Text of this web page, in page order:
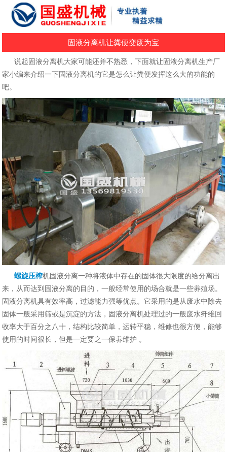
固液分离机让粪便变废为宝
说起固液分离机大家可能还并不熟悉，下面就让固液分离机生产厂
家小编来介绍一下固液分离机的它是怎么让粪便发挥这么大的功能的
吧。
螺旋压榨机固液分离一种将液体中存在的固体很大限度的给分离出
来，从而达到固液分离的目的，一般经常使用的场合就是一些养殖场。
固液分离机具有效率高，过滤能力强等优点。它采用的是从废水中除去
固体一般采用筛或是沉淀的方法，固液分离机处理过的一般废水纤维回
收率大于百分之八十，结构比较简单，运转平稳，维修也很方便，能够
使用的时间很长，但是一定要之一保养维护 。